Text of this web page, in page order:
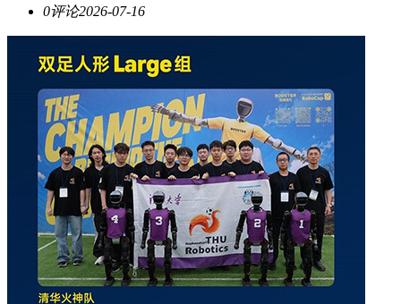
0评论2026-07-16